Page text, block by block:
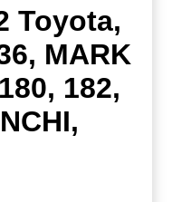
Toyota,
MARK
182,